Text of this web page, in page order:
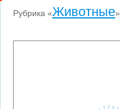
Рубрика «Животные»